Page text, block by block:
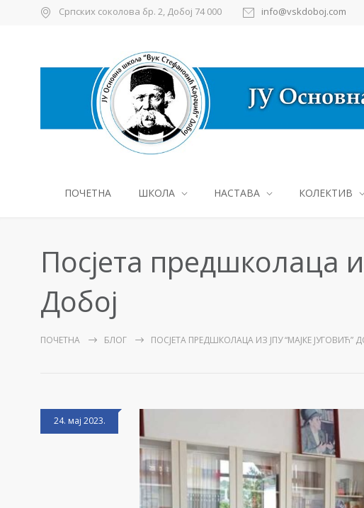
Српских соколова бр. 2, Добој 74 000 info@vskdoboj.com
ПОЧЕТНА ШКОЛА НАСТАВА КОЛЕКТИВ
Посјета предшколаца
Добој
ПОЧЕТНА БЛОГ ПОСЈЕТА ПРЕДШКОЛАЦА ИЗ ЈПУ “МАЈКЕ ЈУГОВИЋ”
24. мај 2023.